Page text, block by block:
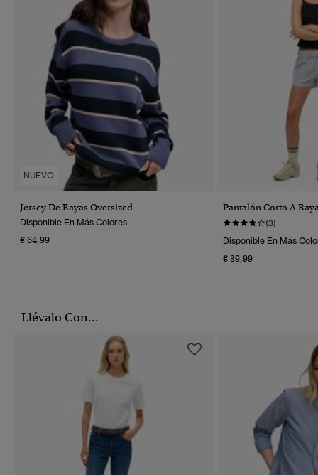
NUEVO
Jersey De Rayas Oversized
Disponible En Más Colores
€ 64,99
Pantalón Corto A
(3)
Disponible En Más
€ 39,99
Llévalo Con...